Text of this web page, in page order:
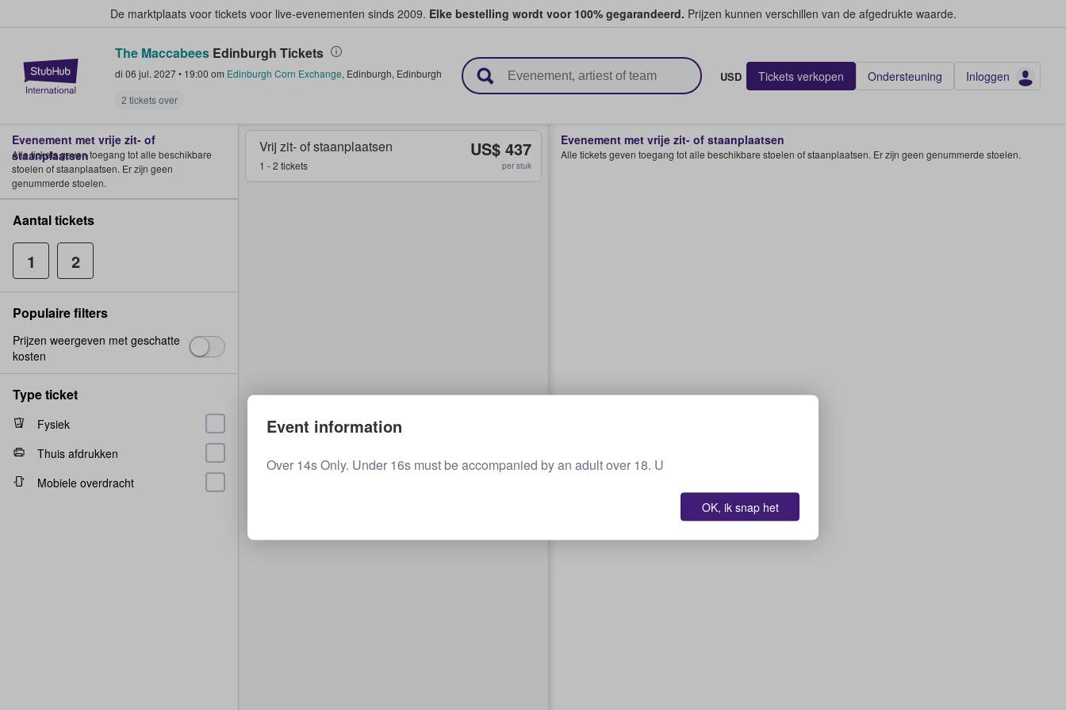
De marktplaats voor tickets voor live-evenementen sinds 2009. Elke bestelling wordt voor 100% gegarandeerd. Prijzen kunnen verschillen van de afgedrukte waarde.
StubHub: waar fans tickets kopen en verkopen
The Maccabees Edinburgh Tickets
di 06 jul. 2027• 19:00 om Edinburgh Corn Exchange, Edinburgh, Edinburgh
2 tickets over
USD Tickets verkopen Ondersteuning Inloggen
Vrij zit- of staanplaatsen
1 - 2 tickets
US$ 437
per stuk
Evenement met vrije zit- of staanplaatsen
Alle tickets geven toegang tot alle beschikbare stoelen of staanplaatsen. Er zijn geen genummerde stoelen.
Evenement met vrije zit- of
staanplaatsen
Alle tickets geven toegang tot alle beschikbare
stoelen of staanplaatsen. Er zijn geen
genummerde stoelen.
Aantal tickets
1 2
Populaire filters
Prijzen weergeven met geschatte
kosten
Type ticket
Fysiek
Thuis afdrukken
Mobiele overdracht
Event information
Over 14s Only. Under 16s must be accompanied by an adult over 18. U
OK, ik snap het